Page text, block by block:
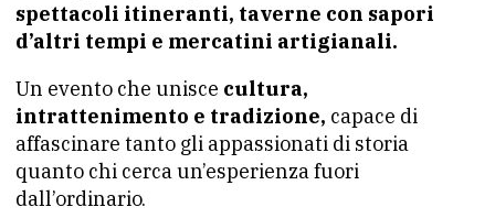
spettacoli itineranti, taverne con sapori
d’altri tempi e mercatini artigianali.
Un evento che unisce cultura,
intrattenimento e tradizione, capace di
affascinare tanto gli appassionati di storia
quanto chi cerca un’esperienza fuori
dall’ordinario.